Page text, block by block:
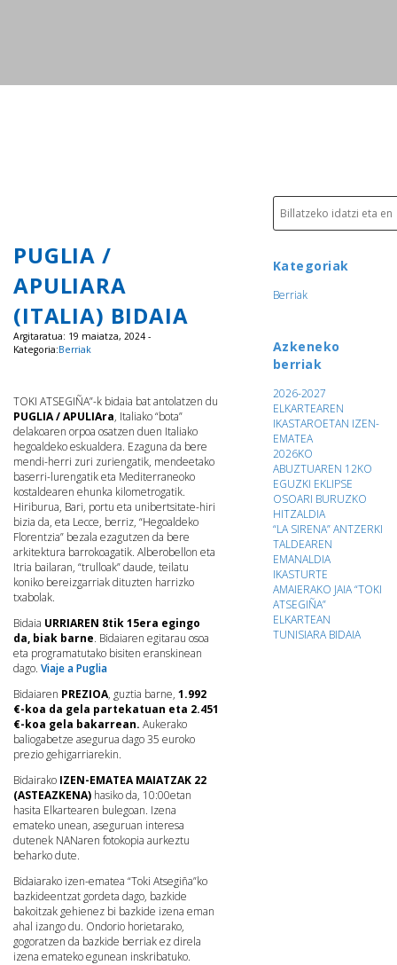
PUGLIA /
APULIARA
(ITALIA) BIDAIA
Argitaratua: 19 maiatza, 2024 -
Kategoria:Berriak
TOKI ATSEGIÑA”-k bidaia bat antolatzen du
PUGLIA / APULIAra, Italiako “bota”
delakoaren orpoa osatzen duen Italiako
hegoaldeko eskualdera. Ezaguna da bere
mendi-herri zuri zuriengatik, mendeetako
baserri-lurengatik eta Mediterraneoko
kostaldearen ehunka kilometrogatik.
Hiriburua, Bari, portu eta unibertsitate-hiri
bizia da, eta Lecce, berriz, “Hegoaldeko
Florentzia” bezala ezagutzen da bere
arkitektura barrokoagatik. Alberobellon eta
Itria bailaran, “trulloak” daude, teilatu
koniko bereizgarriak dituzten harrizko
txabolak.
Bidaia URRIAREN 8tik 15era egingo
da, biak barne. Bidaiaren egitarau osoa
eta programatutako bisiten eranskinean
dago. Viaje a Puglia
Bidaiaren PREZIOA, guztia barne, 1.992
€-koa da gela partekatuan eta 2.451
€-koa gela bakarrean. Aukerako
baliogabetze asegurua dago 35 euroko
prezio gehigarriarekin.
Bidairako IZEN-EMATEA MAIATZAK 22
(ASTEAZKENA) hasiko da, 10:00etan
hasita Elkartearen bulegoan. Izena
emateko unean, aseguruan interesa
dutenek NANaren fotokopia aurkeztu
beharko dute.
Bidaiarako izen-ematea “Toki Atsegiña”ko
bazkideentzat gordeta dago, bazkide
bakoitzak gehienez bi bazkide izena eman
ahal izango du. Ondorio horietarako,
gogoratzen da bazkide berriak ez direla
izena emateko egunean inskribatuko.
Kategoriak
Berriak
Azkeneko
berriak
2026-2027
ELKARTEAREN
IKASTAROETAN IZEN-
EMATEA
2026KO
ABUZTUAREN 12KO
EGUZKI EKLIPSE
OSOARI BURUZKO
HITZALDIA
“LA SIRENA” ANTZERKI
TALDEAREN
EMANALDIA
IKASTURTE
AMAIERAKO JAIA “TOKI
ATSEGIÑA”
ELKARTEAN
TUNISIARA BIDAIA